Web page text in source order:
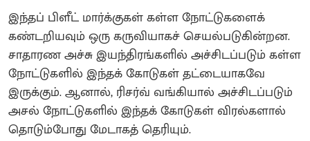
இந்தப் பிளீட் மார்க்குகள் கள்ள நோட்டுகளைக்
கண்டறியவும் ஒரு கருவியாகச் செயல்படுகின்றன.
சாதாரண அச்சு இயந்திரங்களில் அச்சிடப்படும் கள்ள
நோட்டுகளில் இந்தக் கோடுகள் தட்டையாகவே
இருக்கும். ஆனால், ரிசர்வ் வங்கியால் அச்சிடப்படும்
அசல் நோட்டுகளில் இந்தக் கோடுகள் விரல்களால்
தொடும்போது மேடாகத் தெரியும்.